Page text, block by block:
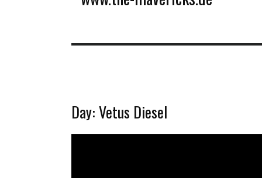
Day:Vetus Diesel